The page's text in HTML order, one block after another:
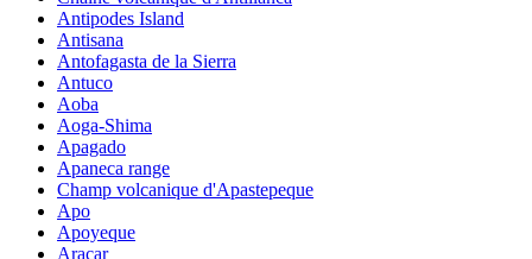
Antipodes Island
Antisana
Antofagasta de la Sierra
Antuco
Aoba
Aoga-Shima
Apagado
Apaneca range
Champ volcanique d'Apastepeque
Apo
Apoyeque
Aracar